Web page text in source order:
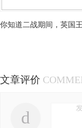
你知道二战期间，英国
文章评价
d